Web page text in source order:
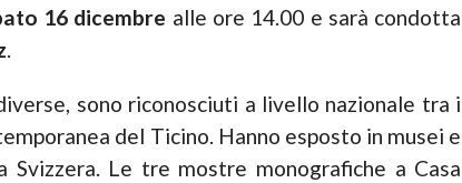
16 dicembre alle ore 14.00 e sarà condotta
.
sono riconosciuti a livello nazionale tra i
del Ticino. Hanno esposto in musei e
Le tre mostre monografiche a Casa